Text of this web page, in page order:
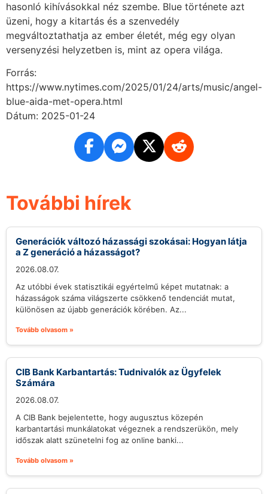
hasonló kihívásokkal néz szembe. Blue története azt
üzeni, hogy a kitartás és a szenvedély
megváltoztathatja az ember életét, még egy olyan
versenyzési helyzetben is, mint az opera világa.
Forrás:
https://www.nytimes.com/2025/01/24/arts/music/angel-
blue-aida-met-opera.html
Dátum: 2025-01-24
További hírek
Generációk változó házassági szokásai: Hogyan látja
a Z generáció a házasságot?
2026.08.07.
Az utóbbi évek statisztikái egyértelmű képet mutatnak: a
házasságok száma világszerte csökkenő tendenciát mutat,
különösen az újabb generációk körében. Az...
Tovább olvasom »
CIB Bank Karbantartás: Tudnivalók az Ügyfelek
Számára
2026.08.07.
A CIB Bank bejelentette, hogy augusztus közepén
karbantartási munkálatokat végeznek a rendszerükön, mely
időszak alatt szünetelni fog az online banki...
Tovább olvasom »